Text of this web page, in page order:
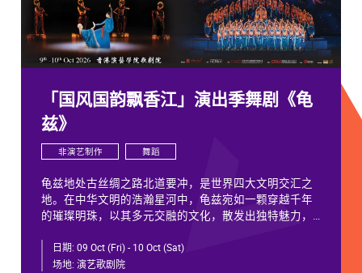
「国风国韵飘香江」演出季舞剧《龟
兹》
非演艺制作 舞蹈
龟兹地处古丝绸之路北道要冲，是世界四大文明交汇之
地。在中华文明的浩瀚星河中，龟兹宛如一颗穿越千年
的璀璨明珠，以其多元交融的文化，散发出独特魅力，
龟兹文化流淌着古往今来各族人民的印迹和血脉，从石
日期: 09 Oct (Fri) - 10 Oct (Sat)
场地: 演艺歌剧院